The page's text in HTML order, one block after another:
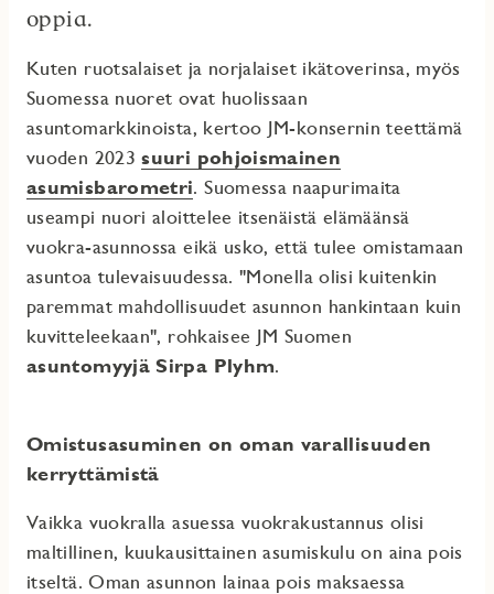
oppia.
Kuten ruotsalaiset ja norjalaiset ikätoverinsa, myös
Suomessa nuoret ovat huolissaan
asuntomarkkinoista, kertoo JM-konsernin teettämä
vuoden 2023suuri pohjoismainen
asumisbarometri. Suomessa naapurimaita
useampi nuori aloittelee itsenäistä elämäänsä
vuokra-asunnossa eikä usko, että tulee omistamaan
asuntoa tulevaisuudessa. "Monella olisi kuitenkin
paremmat mahdollisuudet asunnon hankintaan kuin
kuvitteleekaan", rohkaisee JM Suomen
asuntomyyjä Sirpa Plyhm.
Omistusasuminen on oman varallisuuden
kerryttämistä
Vaikka vuokralla asuessa vuokrakustannus olisi
maltillinen, kuukausittainen asumiskulu on aina pois
itseltä. Oman asunnon lainaa pois maksaessa